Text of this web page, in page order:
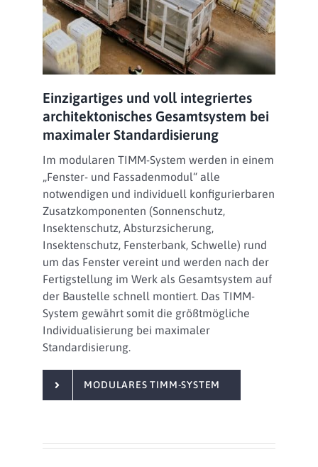
Einzigartiges und voll integriertes
architektonisches Gesamtsystem bei
maximaler Standardisierung
Im modularen TIMM-System werden in einem
„Fenster- und Fassadenmodul“ alle
notwendigen und individuell konfigurierbaren
Zusatzkomponenten (Sonnenschutz,
Insektenschutz, Absturzsicherung,
Insektenschutz, Fensterbank, Schwelle) rund
um das Fenster vereint und werden nach der
Fertigstellung im Werk als Gesamtsystem auf
der Baustelle schnell montiert. Das TIMM-
System gewährt somit die größtmögliche
Individualisierung bei maximaler
Standardisierung.
MODULARES TIMM-SYSTEM